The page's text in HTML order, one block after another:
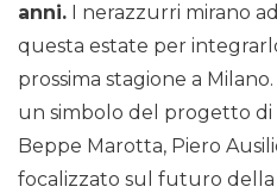
anni. I nerazzurri mirano
questa estate per
prossima stagione a
un simbolo del progetto di
Beppe Marotta, Piero
focalizzato sul futuro della